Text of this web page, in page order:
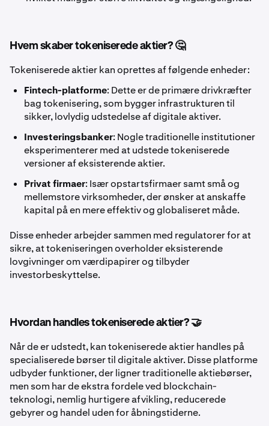
Hvem skaber tokeniserede aktier? 🤔
Tokeniserede aktier kan oprettes af følgende enheder:
Fintech-platforme: Dette er de primære drivkræfter
bag tokenisering, som bygger infrastrukturen til
sikker, lovlydig udstedelse af digitale aktiver.
Investeringsbanker: Nogle traditionelle institutioner
eksperimenterer med at udstede tokeniserede
versioner af eksisterende aktier.
Privat firmaer: Især opstartsfirmaer samt små og
mellemstore virksomheder, der ønsker at anskaffe
kapital på en mere effektiv og globaliseret måde.
Disse enheder arbejder sammen med regulatorer for at
sikre, at tokeniseringen overholder eksisterende
lovgivninger om værdipapirer og tilbyder
investorbeskyttelse.
Hvordan handles tokeniserede aktier? 🤝
Når de er udstedt, kan tokeniserede aktier handles på
specialiserede børser til digitale aktiver. Disse platforme
udbyder funktioner, der ligner traditionelle aktiebørser,
men som har de ekstra fordele ved blockchain-
teknologi, nemlig hurtigere afvikling, reducerede
gebyrer og handel uden for åbningstiderne.